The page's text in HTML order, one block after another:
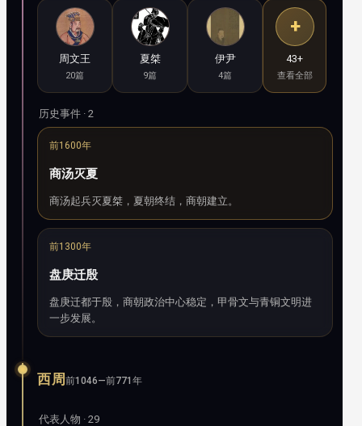
周文王
20篇
夏桀
9篇
伊尹
4篇
+
43+
查看全部
历史事件 · 2
前1600年
商汤灭夏
商汤起兵灭夏桀，夏朝终结，商朝建立。
前1300年
盘庚迁殷
盘庚迁都于殷，商朝政治中心稳定，甲骨文与青铜文明进
一步发展。
西周前1046—前771年
代表人物 · 29